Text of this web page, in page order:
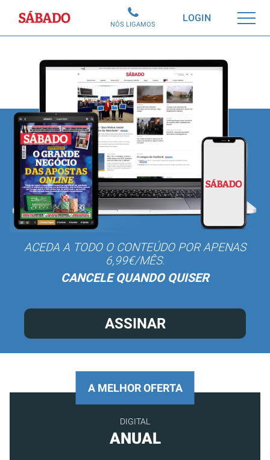
Sábado LOGIN
NÓS LIGAMOS
ACEDA A TODO O CONTEÚDO POR APENAS
6,99€/MÊS.
CANCELE QUANDO QUISER
ASSINAR
A MELHOR OFERTA
DIGITAL
ANUAL